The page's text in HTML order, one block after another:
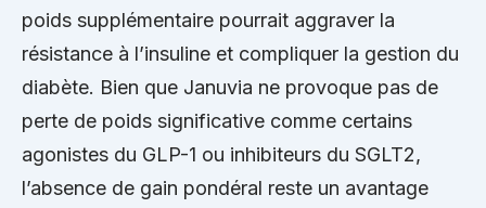
poids supplémentaire pourrait aggraver la
résistance à l’insuline et compliquer la gestion du
diabète. Bien que Januvia ne provoque pas de
perte de poids significative comme certains
agonistes du GLP-1 ou inhibiteurs du SGLT2,
l’absence de gain pondéral reste un avantage